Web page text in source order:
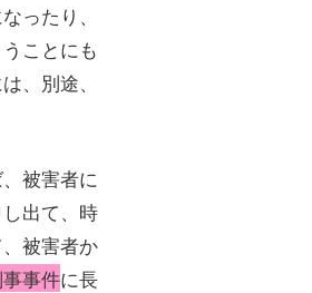
ったり、
ことにも
、別途、
被害者に
出て、時
被害者か
事件に長